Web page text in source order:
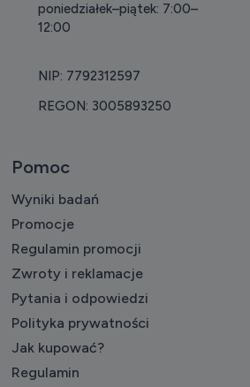
poniedziałek–piątek: 7:00–
12:00
NIP: 7792312597
REGON: 3005893250
Pomoc
Wyniki badań
Promocje
Regulamin promocji
Zwroty i reklamacje
Pytania i odpowiedzi
Polityka prywatności
Jak kupować?
Regulamin